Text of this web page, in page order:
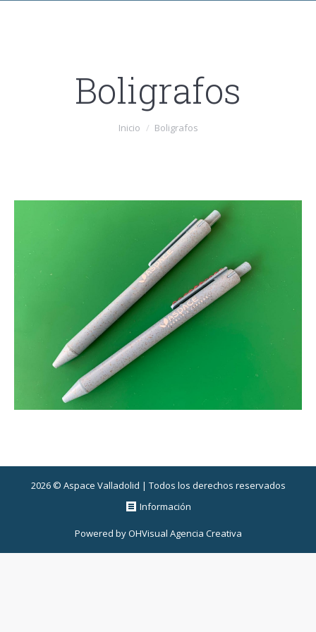
Boligrafos
Inicio Boligrafos
2026 © Aspace Valladolid | Todos los derechos reservados
Información
Powered byOHVisual Agencia Creativa